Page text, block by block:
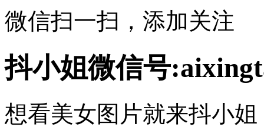
微信扫一扫，添加关注
抖小姐微信号
想看美女图片就来抖小